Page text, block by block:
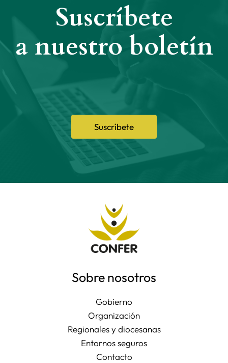
Suscríbete
Suscríbete
a nuestro boletín
Sobre nosotros
Gobierno
Organización
Regionales y diocesanas
Entornos seguros
Contacto